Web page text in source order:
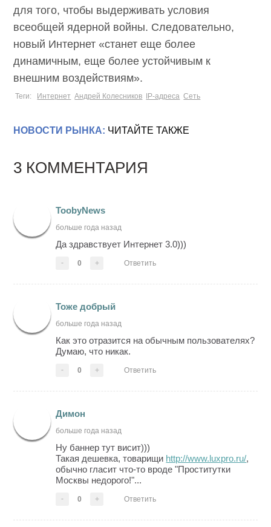
для того, чтобы выдерживать условия
всеобщей ядерной войны. Следовательно,
новый Интернет «станет еще более
динамичным, еще более устойчивым к
внешним воздействиям».
Теги: Интернет Андрей Колесников IP-адреса Сеть
НОВОСТИ РЫНКА: ЧИТАЙТЕ ТАКЖЕ
3 КОММЕНТАРИЯ
ToobyNews
больше года назад
Да здравствует Интернет 3.0)))
- 0 + Ответить
Тоже добрый
больше года назад
Как это отразится на обычным пользователях?
Думаю, что никак.
- 0 + Ответить
Димон
больше года назад
Ну баннер тут висит)))
Такая дешевка, товарищи http://www.luxpro.ru/,
обычно гласит что-то вроде "Проститутки
Москвы недорого!"...
- 0 + Ответить